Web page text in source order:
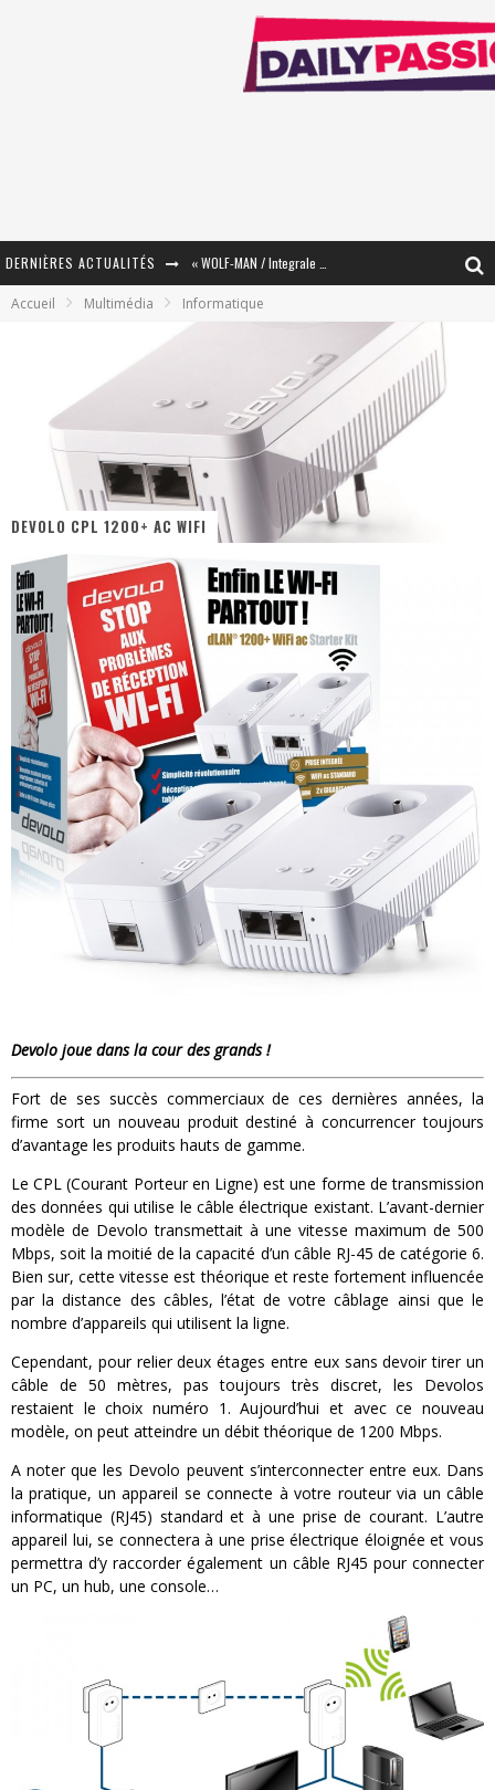
DERNIÈRES ACTUALITÉS
« Mon Village Révolté » - Combattre un Projet !
« Le Béton et le Bambou / Propositions pour Mayotte et le Monde. » - Améliorations !
Star Fox
PsyRiver 2026 : la magie revient sur les rives de l’Aar
« MOFUSAND / Parler Japonais » – Des Expressions Pratiques !
« Dr Wertham / L’homme qui étudia les tueurs en série » - Un Métier à Risque !
« Le Vent dand les Saules » - Une Belle Histoire !
« Damn Them All » - Un duo de Choc !
Accueil Multimédia Informatique
DEVOLO CPL 1200+ AC WIFI
Devolo joue dans la cour des grands !
Fort de ses succès commerciaux de ces dernières années, la
firme sort un nouveau produit destiné à concurrencer toujours
d’avantage les produits hauts de gamme.
Le CPL (Courant Porteur en Ligne) est une forme de transmission
des données qui utilise le câble électrique existant. L’avant-dernier
modèle de Devolo transmettait à une vitesse maximum de 500
Mbps, soit la moitié de la capacité d’un câble RJ-45 de catégorie 6.
Bien sur, cette vitesse est théorique et reste fortement influencée
par la distance des câbles, l’état de votre câblage ainsi que le
nombre d’appareils qui utilisent la ligne.
Cependant, pour relier deux étages entre eux sans devoir tirer un
câble de 50 mètres, pas toujours très discret, les Devolos
restaient le choix numéro 1. Aujourd’hui et avec ce nouveau
modèle, on peut atteindre un débit théorique de 1200 Mbps.
A noter que les Devolo peuvent s’interconnecter entre eux. Dans
la pratique, un appareil se connecte à votre routeur via un câble
informatique (RJ45) standard et à une prise de courant. L’autre
appareil lui, se connectera à une prise électrique éloignée et vous
permettra d’y raccorder également un câble RJ45 pour connecter
un PC, un hub, une console…